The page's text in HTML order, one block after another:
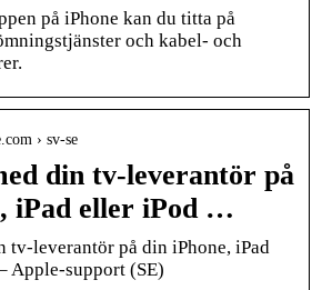
på iPhone kan du titta på
och kabel- och
› sv-se
din tv-leverantör på
iPad eller iPod …
tv-leverantör på din iPhone, iPad
Apple-support (SE)